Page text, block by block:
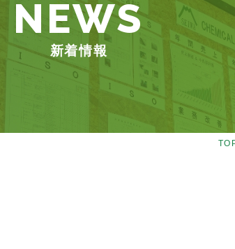
NEWS
新着情報